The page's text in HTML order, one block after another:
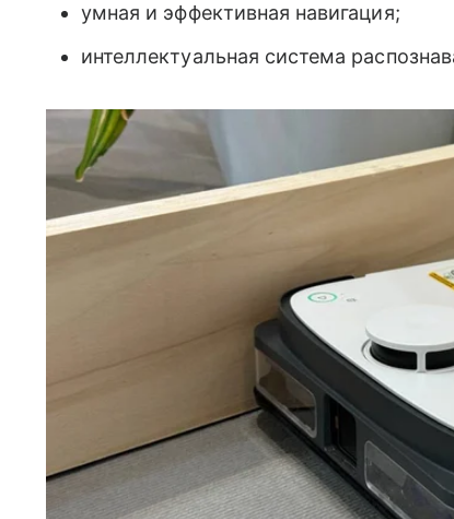
умная и эффективная навигация;
интеллектуальная система